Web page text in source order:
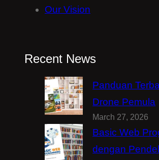
Our Vision
Recent News
Panduan
Drone Pemula
March 27, 2026
Basic Web
dengan